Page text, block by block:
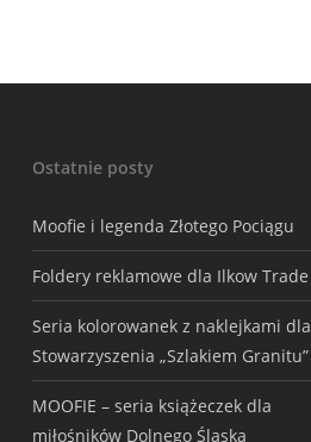
Ostatnie posty
Moofie i legenda Złotego Pociągu
Foldery reklamowe dla Ilkow Trade
Seria kolorowanek z naklejkami dla
Stowarzyszenia „Szlakiem Granitu”
MOOFIE – seria książeczek dla
miłośników Dolnego Śląska